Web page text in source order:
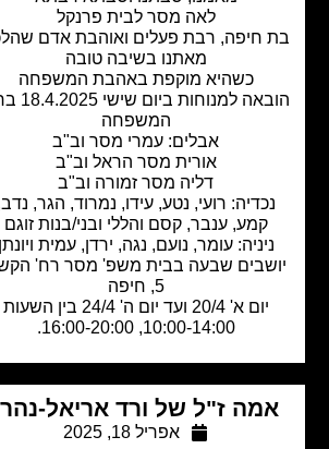
לאה מסר לבית פרנקל
חיפה, רבת פעלים ואוהבת אדם שהלכה
מאתנו בשיבה טובה
כשהיא מוקפת באהבת המשפחה
הובאה למנוחות ביום שישי 18.4.2025 בחוג
המשפחה
אבלים: עמרי מסר וב"ב
אורית מסר הראל וב"ב
דליה מסר זמורה וב"ב
רועי, נטע, עידו, נמרוד, הגר, נדב,
קמע, ענבר, קסם והללי ובני/בנות זוגם
עומר, נועם, נגה, ירדן, עמית ויונתן
שבעה בבית משפ' מסר רח' הקשת
יום א' 20/4 ועד יום ה' 24/4 בין השעות
10:00-14:00, 16:00-20:00.
ז"ל של ורד אריאל-נהרי
אפריל 18, 2025